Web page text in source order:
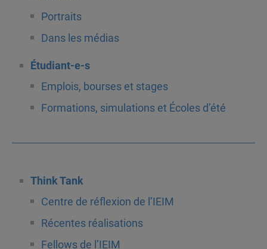
Portraits
Dans les médias
Étudiant-e-s
Emplois, bourses et stages
Formations, simulations et Écoles d’été
Think Tank
Centre de réflexion de l’IEIM
Récentes réalisations
Fellows de l’IEIM